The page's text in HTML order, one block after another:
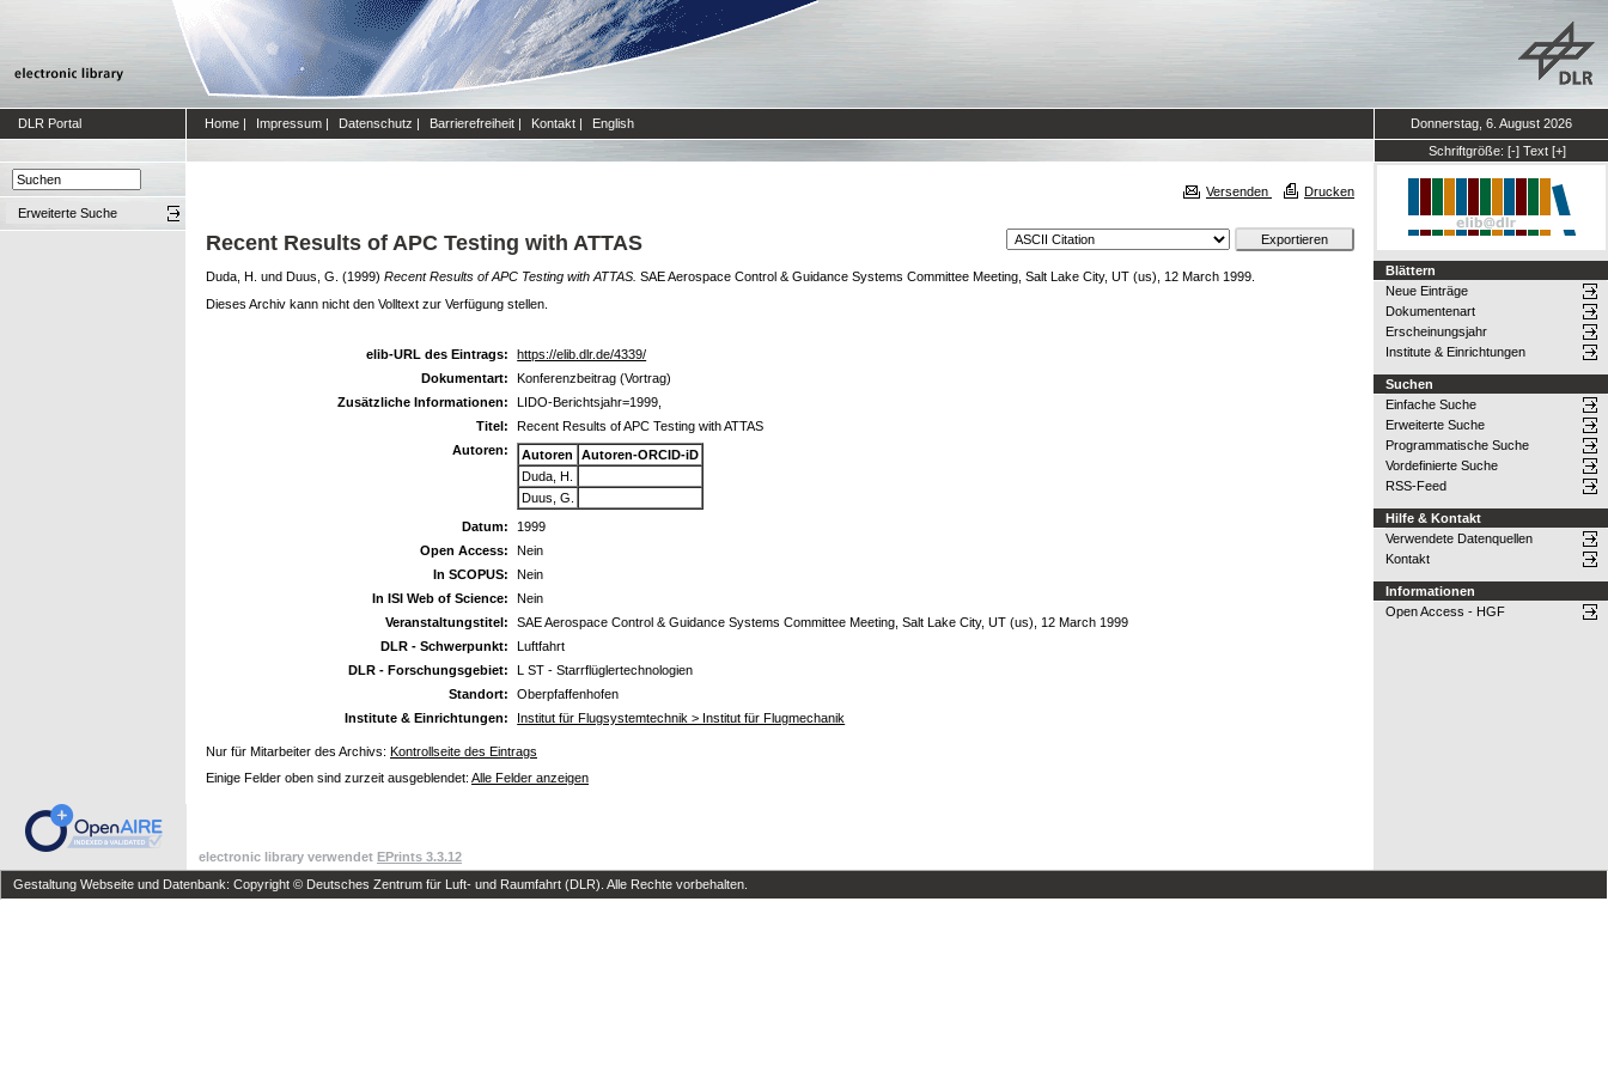
DLR Portal Home | Impressum | Datenschutz | Barrierefreiheit | Kontakt | English
Donnerstag, 6. August 2026
Schriftgröße: [-] Text [+]
Erweiterte Suche
Versenden Drucken
Recent Results of APC Testing with ATTAS
Duda, H. und Duus, G. (1999) Recent Results of APC Testing with ATTAS. SAE Aerospace Control & Guidance Systems Committee Meeting, Salt Lake City, UT (us), 12 March 1999.
Dieses Archiv kann nicht den Volltext zur Verfügung stellen.
elib-URL des Eintrags:
https://elib.dlr.de/4339/
Dokumentart:
Konferenzbeitrag (Vortrag)
Zusätzliche Informationen:
LIDO-Berichtsjahr=1999,
Titel:
Recent Results of APC Testing with ATTAS
Autoren:
Autoren
Autoren-ORCID-iD
Duda, H.
Duus, G.
Datum:
1999
Open Access:
Nein
In SCOPUS:
Nein
In ISI Web of Science:
Nein
Veranstaltungstitel:
SAE Aerospace Control & Guidance Systems Committee Meeting, Salt Lake City, UT (us), 12 March 1999
DLR - Schwerpunkt:
Luftfahrt
DLR - Forschungsgebiet:
L ST - Starrflüglertechnologien
Standort:
Oberpfaffenhofen
Institute & Einrichtungen:
Institut für Flugsystemtechnik > Institut für Flugmechanik
Nur für Mitarbeiter des Archivs: Kontrollseite des Eintrags
Einige Felder oben sind zurzeit ausgeblendet: Alle Felder anzeigen
Blättern
Neue Einträge
Dokumentenart
Erscheinungsjahr
Institute & Einrichtungen
Suchen
Einfache Suche
Erweiterte Suche
Programmatische Suche
Vordefinierte Suche
RSS-Feed
Hilfe & Kontakt
Verwendete Datenquellen
Kontakt
Informationen
Open Access - HGF
electronic library verwendet EPrints 3.3.12
Gestaltung Webseite und Datenbank: Copyright © Deutsches Zentrum für Luft- und Raumfahrt (DLR). Alle Rechte vorbehalten.